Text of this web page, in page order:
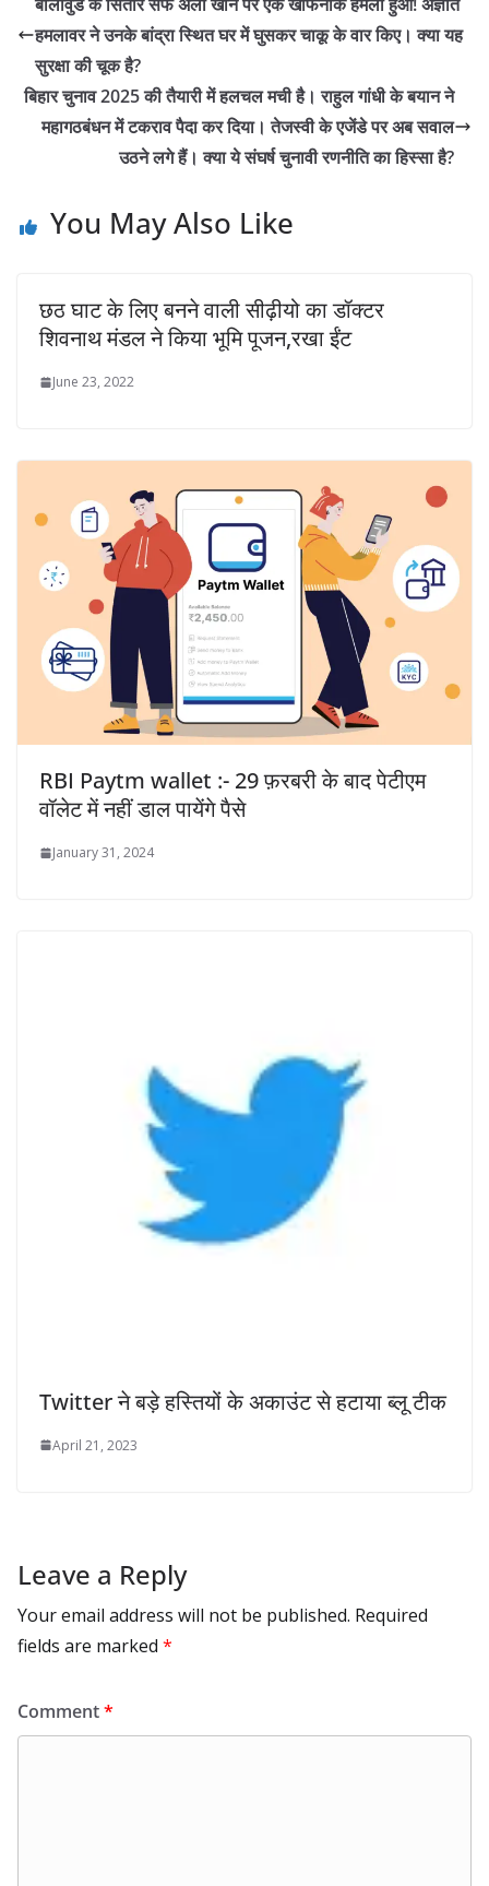
हमलावर ने उनके बांद्रा स्थित घर में घुसकर चाकू के वार किए। क्या यह
सुरक्षा की चूक है?
बिहार चुनाव 2025 की तैयारी में हलचल मची है। राहुल गांधी के बयान ने
महागठबंधन में टकराव पैदा कर दिया। तेजस्वी के एजेंडे पर अब सवाल
उठने लगे हैं। क्या ये संघर्ष चुनावी रणनीति का हिस्सा है?
You May Also Like
छठ घाट के लिए बनने वाली‌ सीढ़ीयो का डॉक्टर
शिवनाथ मंडल ने किया भूमि पूजन,रखा ईंट
June 23, 2022
RBI Paytm wallet :- 29 फ़रबरी के बाद पेटीएम
वॉलेट में नहीं डाल पायेंगे पैसे
January 31, 2024
Twitter ने बड़े हस्तियों के अकाउंट से हटाया ब्लू टीक
April 21, 2023
Leave a Reply
Your email address will not be published. Required
fields are marked *
Comment*